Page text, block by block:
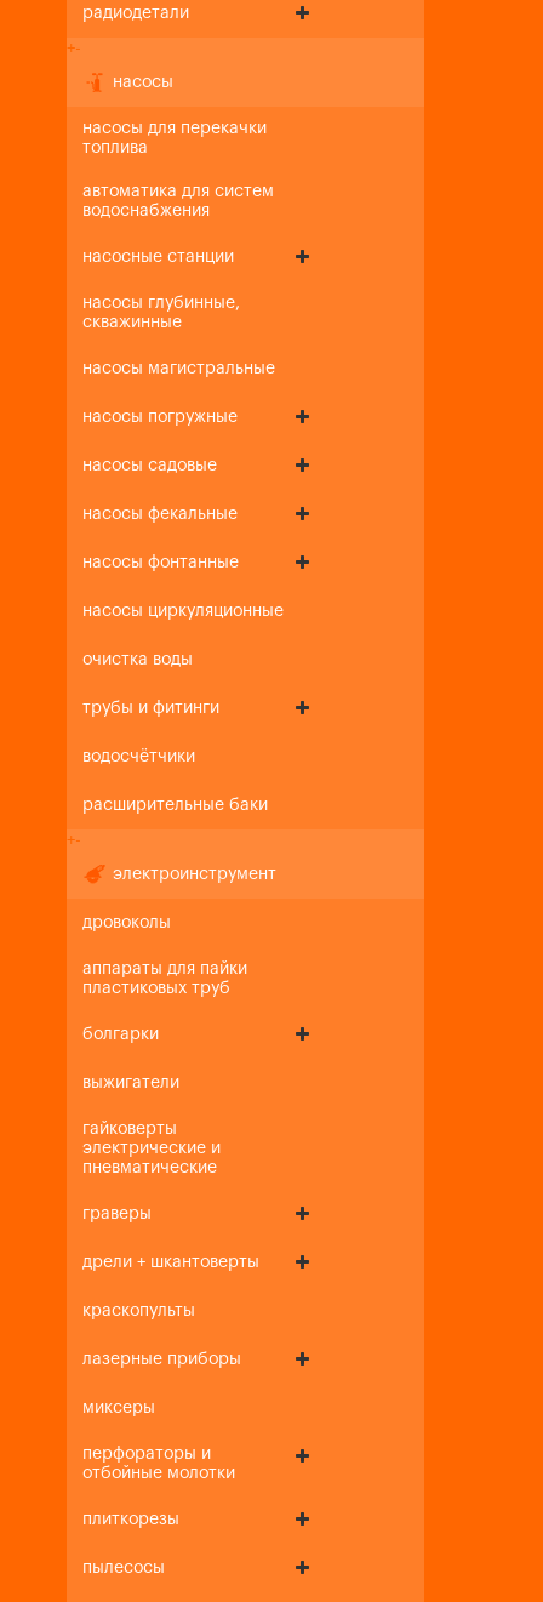
радиодетали
+-
насосы
насосы для перекачки
топлива
автоматика для систем
водоснабжения
насосные станции
насосы глубинные,
скважинные
насосы магистральные
насосы погружные
насосы садовые
насосы фекальные
насосы фонтанные
насосы циркуляционные
очистка воды
трубы и фитинги
водосчётчики
расширительные баки
+-
электроинструмент
дровоколы
аппараты для пайки
пластиковых труб
болгарки
выжигатели
гайковерты
электрические и
пневматические
граверы
дрели + шкантоверты
краскопульты
лазерные приборы
миксеры
перфораторы и
отбойные молотки
плиткорезы
пылесосы